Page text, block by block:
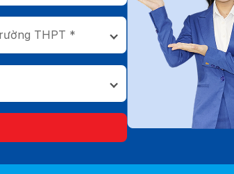
01/01/2026
Hoa Sen (HSU) được xây dựng theo
gia đình chủ động kế hoạch tài chính
khai nhiều chính sách học bổng tuyển
phí học tập cho thí sinh ngay từ năm nhất.
THPT *